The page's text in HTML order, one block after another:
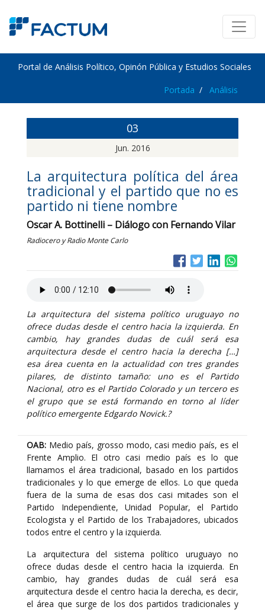
Portal de Análisis Político, Opinón Pública y Estudios Sociales
Portada Análisis
03
Jun. 2016
La arquitectura política del área
tradicional y el partido que no es
partido ni tiene nombre
Oscar A. Bottinelli – Diálogo con Fernando Vilar
Radiocero y Radio Monte Carlo
La arquitectura del sistema político uruguayo no
ofrece dudas desde el centro hacia la izquierda. En
cambio, hay grandes dudas de cuál será esa
arquitectura desde el centro hacia la derecha […]
esa área cuenta en la actualidad con tres grandes
pilares, de distinto tamaño: uno es el Partido
Nacional, otro es el Partido Colorado y un tercero es
el grupo que se está formando en torno al líder
político emergente Edgardo Novick.?
OAB: Medio país, grosso modo, casi medio país, es el
Frente Amplio. El otro casi medio país es lo que
llamamos el área tradicional, basado en los partidos
tradicionales y lo que emerge de ellos. Lo que queda
fuera de la suma de esas dos casi mitades son el
Partido Independiente, Unidad Popular, el Partido
Ecologista y el Partido de los Trabajadores, ubicados
todos entre el centro y la izquierda.
La arquitectura del sistema político uruguayo no
ofrece dudas desde el centro hacia la izquierda. En
cambio, hay grandes dudas de cuál será esa
arquitectura desde el centro hacia la derecha, es decir,
el área que surge de los dos partidos tradicionales y